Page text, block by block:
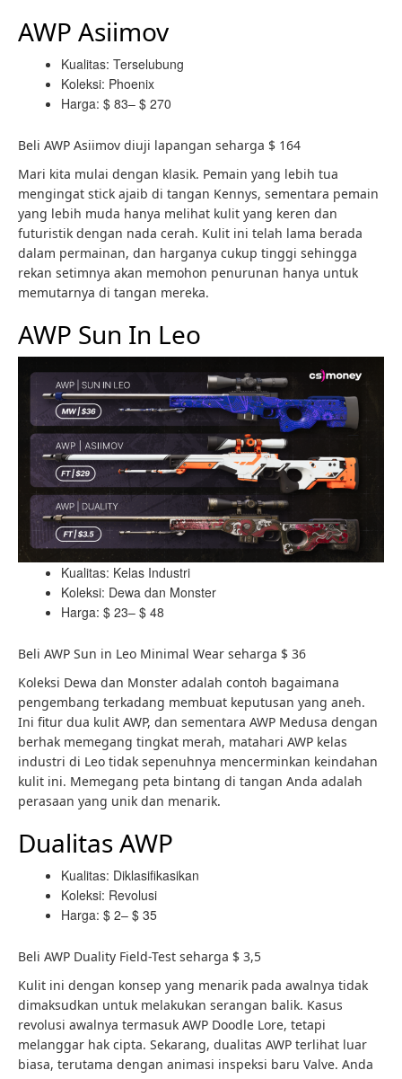
AWP Asiimov
Kualitas: Terselubung
Koleksi: Phoenix
Harga: $ 83– $ 270
Beli AWP Asiimov diuji lapangan seharga $ 164
Mari kita mulai dengan klasik. Pemain yang lebih tua
mengingat stick ajaib di tangan Kennys, sementara pemain
yang lebih muda hanya melihat kulit yang keren dan
futuristik dengan nada cerah. Kulit ini telah lama berada
dalam permainan, dan harganya cukup tinggi sehingga
rekan setimnya akan memohon penurunan hanya untuk
memutarnya di tangan mereka.
AWP Sun In Leo
Kualitas: Kelas Industri
Koleksi: Dewa dan Monster
Harga: $ 23– $ 48
Beli AWP Sun in Leo Minimal Wear seharga $ 36
Koleksi Dewa dan Monster adalah contoh bagaimana
pengembang terkadang membuat keputusan yang aneh.
Ini fitur dua kulit AWP, dan sementara AWP Medusa dengan
berhak memegang tingkat merah, matahari AWP kelas
industri di Leo tidak sepenuhnya mencerminkan keindahan
kulit ini. Memegang peta bintang di tangan Anda adalah
perasaan yang unik dan menarik.
Dualitas AWP
Kualitas: Diklasifikasikan
Koleksi: Revolusi
Harga: $ 2– $ 35
Beli AWP Duality Field-Test seharga $ 3,5
Kulit ini dengan konsep yang menarik pada awalnya tidak
dimaksudkan untuk melakukan serangan balik. Kasus
revolusi awalnya termasuk AWP Doodle Lore, tetapi
melanggar hak cipta. Sekarang, dualitas AWP terlihat luar
biasa, terutama dengan animasi inspeksi baru Valve. Anda